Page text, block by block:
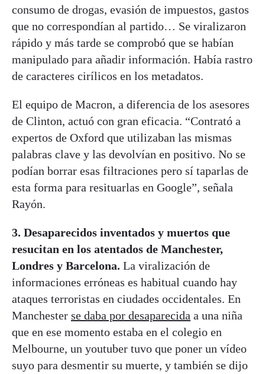
consumo de drogas, evasión de impuestos, gastos
que no correspondían al partido… Se viralizaron
rápido y más tarde se comprobó que se habían
manipulado para añadir información. Había rastro
de caracteres cirílicos en los metadatos.
El equipo de Macron, a diferencia de los asesores
de Clinton, actuó con gran eficacia. “Contrató a
expertos de Oxford que utilizaban las mismas
palabras clave y las devolvían en positivo. No se
podían borrar esas filtraciones pero sí taparlas de
esta forma para resituarlas en Google”, señala
Rayón.
3. Desaparecidos inventados y muertos que
resucitan en los atentados de Manchester,
Londres y Barcelona. La viralización de
informaciones erróneas es habitual cuando hay
ataques terroristas en ciudades occidentales. En
Manchester se daba por desaparecida a una niña
que en ese momento estaba en el colegio en
Melbourne, un youtuber tuvo que poner un vídeo
suyo para desmentir su muerte, y también se dijo